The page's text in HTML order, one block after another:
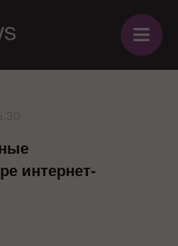
≡
интернет-